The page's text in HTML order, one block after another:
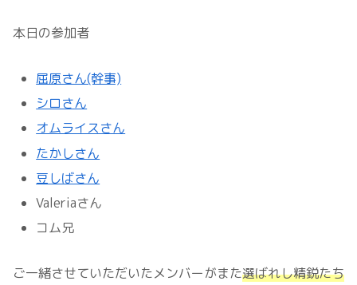
本日の参加者
屈原さん(幹事)
シロさん
オムライスさん
たかしさん
豆しばさん
Valeriaさん
コム兄
ご一緒させていただいたメンバーがまた選ばれし精鋭たち